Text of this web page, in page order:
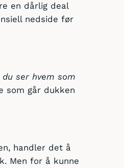
en dårlig deal
nedside før
ser hvem som
som går dukken
handler det å
Men for å kunne